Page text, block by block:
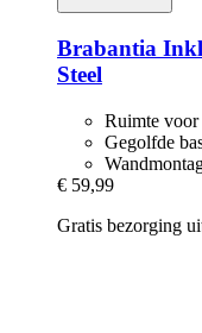
Brabantia
Steel
Ruimte voor
Gegolfde
€ 59,99
Gratis bezorging